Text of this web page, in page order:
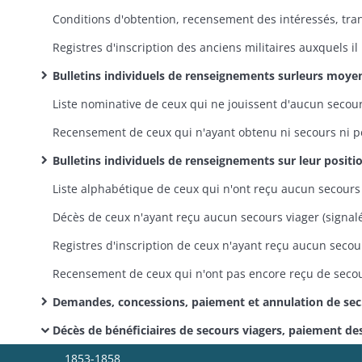
Bulletins individuels de renseignements surleurs moyens d'existence (dans l'ordre alphabétiquedes noms de famille)
Bulletins individuels de renseignements sur leur position financière, suite à une circulaire préfectorale du 20 juillet 1860: dossiers dans l'ordre alphabétique des noms de famille
Demandes, concessions, paiement et annulation de secours viagers, demandes d'augmentation du montant du secours, changement de résidence des bénéficiaires: dossiers dans l'ordre alphabétique des noms de famille
Décès de bénéficiaires de secours viagers, paiement des arrérages échus à leurs héritiers
1853-1858